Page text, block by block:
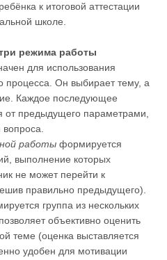
к итоговой аттестации
школе.
режима работы
для использования
процесса. Он выбирает тему, а
Каждое последующее
от предыдущего параметрами,
работы формируется
выполнение которых
не может перейти к
правильно предыдущего).
группа из нескольких
объективно оценить
теме (оценка выставляется
удобен для мотивации